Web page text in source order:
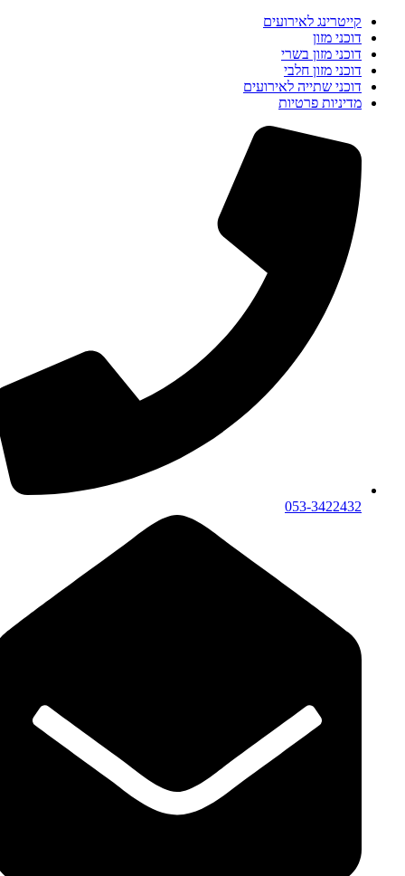
קייטרינג לאירועים
דוכני מזון
דוכני מזון בשרי
דוכני מזון חלבי
דוכני שתייה לאירועים
מדיניות פרטיות
053-3422432